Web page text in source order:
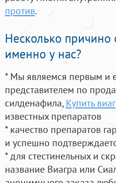
против.
Несколько
именно у нас?
* Мы являемся первым и
представителем по
силденафила, Купить
известных препаратов
* качество препаратов
и успешно
* для стестинельных и
название Виагра или